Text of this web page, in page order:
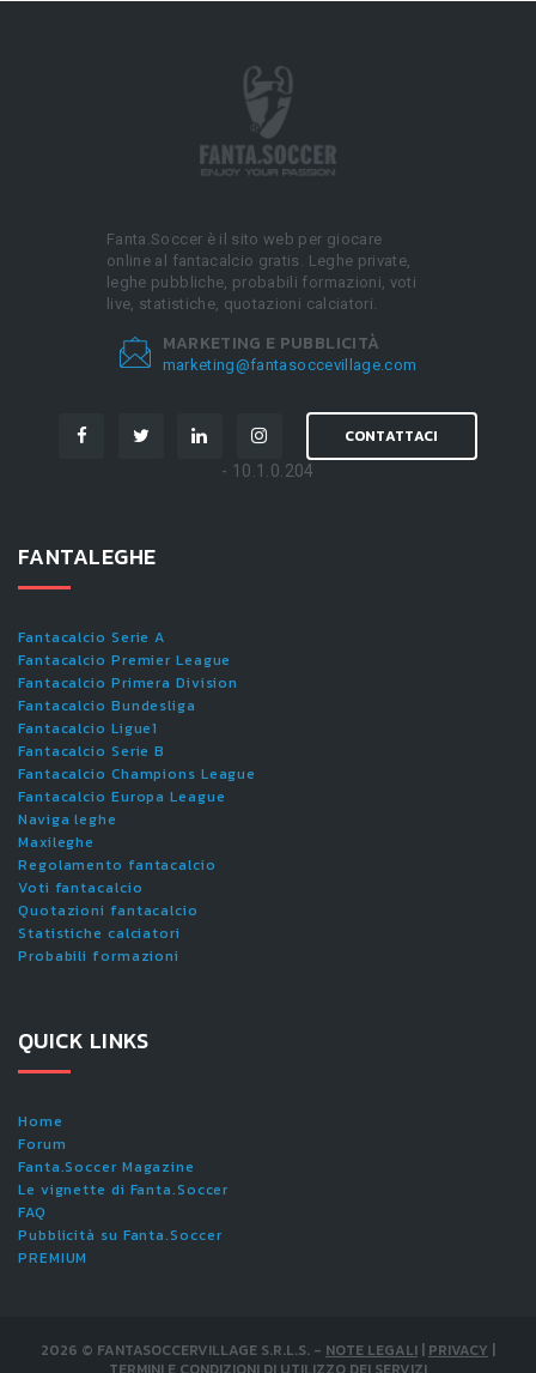
Fanta.Soccer è il sito web per giocare
online al fantacalcio gratis. Leghe private,
leghe pubbliche, probabili formazioni, voti
live, statistiche, quotazioni calciatori.
MARKETING E PUBBLICITÀ
marketing@fantasoccevillage.com
CONTATTACI
- 10.1.0.204
FANTALEGHE
Fantacalcio Serie A
Fantacalcio Premier League
Fantacalcio Primera Division
Fantacalcio Bundesliga
Fantacalcio Ligue1
Fantacalcio Serie B
Fantacalcio Champions League
Fantacalcio Europa League
Naviga leghe
Maxileghe
Regolamento fantacalcio
Voti fantacalcio
Quotazioni fantacalcio
Statistiche calciatori
Probabili formazioni
QUICK LINKS
Home
Forum
Fanta.Soccer Magazine
Le vignette di Fanta.Soccer
FAQ
Pubblicità su Fanta.Soccer
PREMIUM
2026 © FANTASOCCERVILLAGE S.R.L.S. - NOTE LEGALI | PRIVACY |